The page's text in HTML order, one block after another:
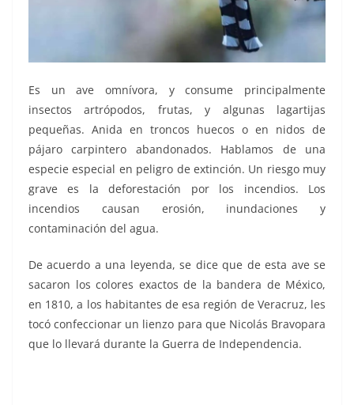
Es un ave omnívora, y consume principalmente
insectos artrópodos, frutas, y algunas lagartijas
pequeñas. Anida en troncos huecos o en nidos de
pájaro carpintero abandonados. Hablamos de una
especie especial en peligro de extinción. Un riesgo muy
grave es la deforestación por los incendios. Los
incendios causan erosión, inundaciones y
contaminación del agua.
De acuerdo a una leyenda, se dice que de esta ave se
sacaron los colores exactos de la bandera de México,
en 1810, a los habitantes de esa región de Veracruz, les
tocó confeccionar un lienzo para que Nicolás Bravopara
que lo llevará durante la Guerra de Independencia.